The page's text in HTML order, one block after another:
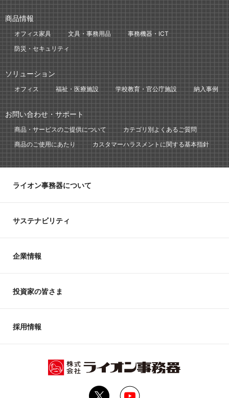
商品情報
オフィス家具 文具・事務用品
事務機器・ICT
防災・セキュリティ
ソリューション
オフィス 福祉・医療施設 学校教育・官公庁施設 納入事例
お問い合わせ・サポート
商品・サービスのご提供について
カテゴリ別よくあるご質問
商品のご使用にあたり
カスタマーハラスメントに関する基本指針
ライオン事務器について
サステナビリティ
企業情報
投資家の皆さま
採用情報